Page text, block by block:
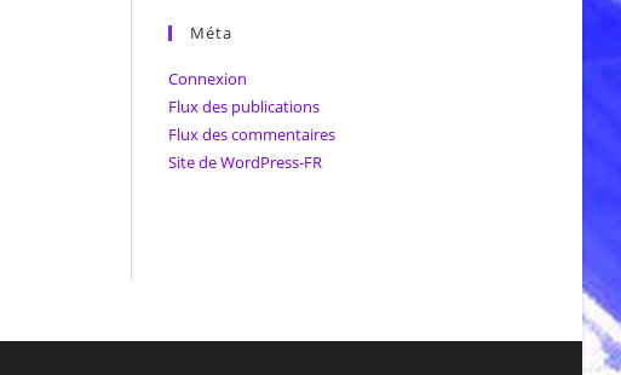
Méta
Connexion
Flux des publications
Flux des commentaires
Site de WordPress-FR